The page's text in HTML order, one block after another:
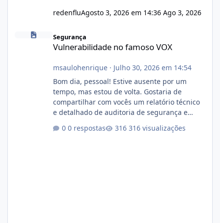
redenfluAgosto 3, 2026 em 14:36 Ago 3, 2026
Vulnerabilidade no famoso VOX
Segurança
Vulnerabilidade no famoso VOX
msaulohenrique· Julho 30, 2026 em 14:54
Bom dia, pessoal! Estive ausente por um
tempo, mas estou de volta. Gostaria de
compartilhar com vocês um relatório técnico
e detalhado de auditoria de segurança e
atualmente em circulação e comercialização
0 respostas 316 visualizações